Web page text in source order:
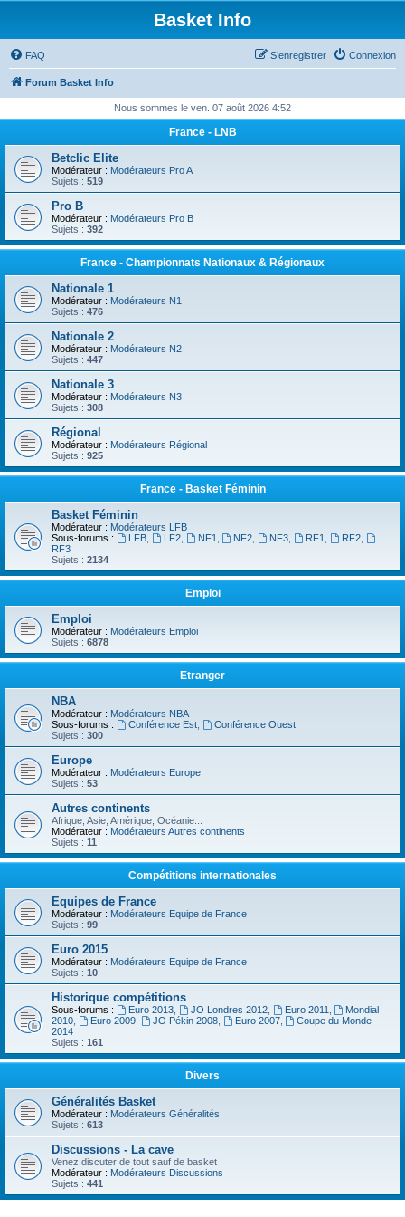
Basket Info
FAQ Connexion
S’enregistrer
Forum Basket Info
Nous sommes le ven. 07 août 2026 4:52
France - LNB
Betclic Elite
Modérateur : Modérateurs Pro A
Sujets : 519
Pro B
Modérateur : Modérateurs Pro B
Sujets : 392
France - Championnats Nationaux & Régionaux
Nationale 1
Modérateur : Modérateurs N1
Sujets : 476
Nationale 2
Modérateur : Modérateurs N2
Sujets : 447
Nationale 3
Modérateur : Modérateurs N3
Sujets : 308
Régional
Modérateur : Modérateurs Régional
Sujets : 925
France - Basket Féminin
Basket Féminin
Modérateur : Modérateurs LFB
Sous-forums :
LFB, LF2, NF1 NF2 NF3 RF1 RF2,
RF3
Sujets : 2134
Emploi
Emploi
Modérateur : Modérateurs Emploi
Sujets : 6878
Etranger
NBA
Modérateur : Modérateurs NBA
Sous-forums :
Conférence Est,
Conférence Ouest
Sujets : 300
Europe
Modérateur : Modérateurs Europe
Sujets : 53
Autres continents
Afrique, Asie, Amérique, Océanie...
Modérateur : Modérateurs Autres continents
Sujets : 11
Compétitions internationales
Equipes de France
Modérateur : Modérateurs Equipe de France
Sujets : 99
Euro 2015
Modérateur : Modérateurs Equipe de France
Sujets : 10
Historique compétitions
Sous-forums : Euro 2013, JO Londres 2012, Euro 2011
Mondial
2010
Euro 2009, JO Pékin 2008, Euro 2007,
Coupe du Monde
2014
Sujets : 161
Divers
Généralités Basket
Modérateur : Modérateurs Généralités
Sujets : 613
Discussions - La cave
Venez discuter de tout sauf de basket !
Modérateur : Modérateurs Discussions
Sujets : 441